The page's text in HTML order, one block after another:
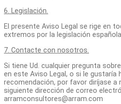
6. Legislación.
El presente Aviso Legal se rige en
extremos por la legislación
7. Contacte con nosotros.
Si tiene Ud. cualquier pregunta
en este Aviso Legal, o si le gustaría
recomendación, por favor diríjase
siguiente dirección de correo
arramconsultores@arram.com